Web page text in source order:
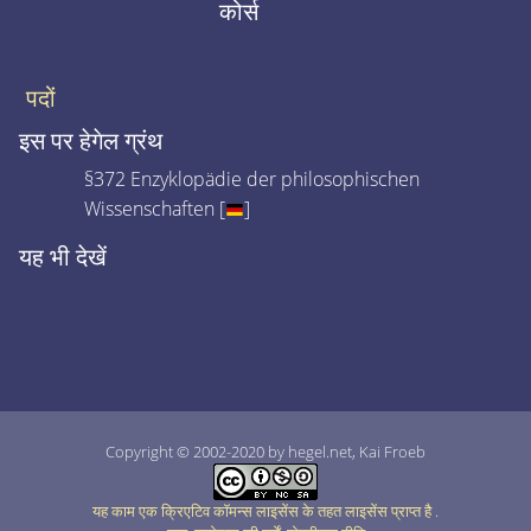
कोर्स
पदों
इस पर हेगेल ग्रंथ
§372 Enzyklopädie der philosophischen
Wissenschaften [
]
यह भी देखें
Copyright © 2002-2020 by hegel.net, Kai Froeb
यह काम एक क्रिएटिव कॉमन्स लाइसेंस के तहत लाइसेंस प्राप्त है.